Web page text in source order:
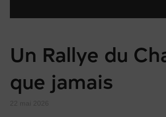
Un Rallye du
que jamais